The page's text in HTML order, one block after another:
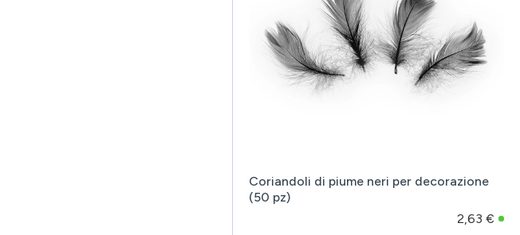
Coriandoli di piume neri per decorazione
(50 pz)
2,63 €